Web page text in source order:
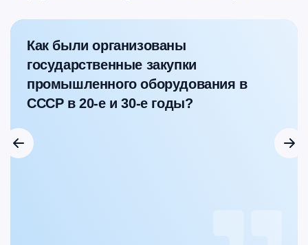
Как были организованы
государственные закупки
промышленного оборудования в
СССР в 20-е и 30-е годы?